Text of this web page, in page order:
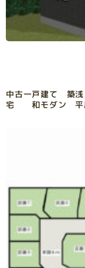
中古一戸建て 築
宅 和モダン 平